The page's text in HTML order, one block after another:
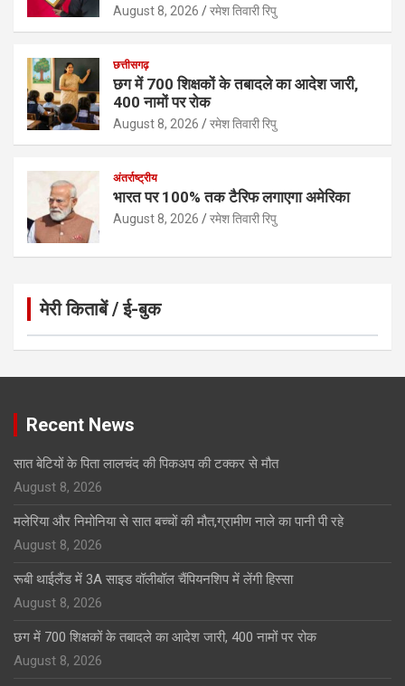
August 8, 2026 रमेश तिवारी रिपु
छत्तीसगढ़
छग में 700 शिक्षकों के तबादले का आदेश जारी,
400 नामों पर रोक
August 8, 2026 रमेश तिवारी रिपु
अंतर्राष्ट्रीय
भारत पर 100% तक टैरिफ लगाएगा अमेरिका
August 8, 2026 रमेश तिवारी रिपु
मेरी किताबें / ई-बुक
Click to Open Page
Recent News
सात बेटियों के पिता लालचंद की पिकअप की टक्कर से मौत
August 8, 2026
मलेरिया और निमोनिया से सात बच्चों की मौत,ग्रामीण नाले का पानी पी रहे
August 8, 2026
रूबी थाईलैंड में 3A साइड वॉलीबॉल चैंपियनशिप में लेंगी हिस्सा
August 8, 2026
छग में 700 शिक्षकों के तबादले का आदेश जारी, 400 नामों पर रोक
August 8, 2026